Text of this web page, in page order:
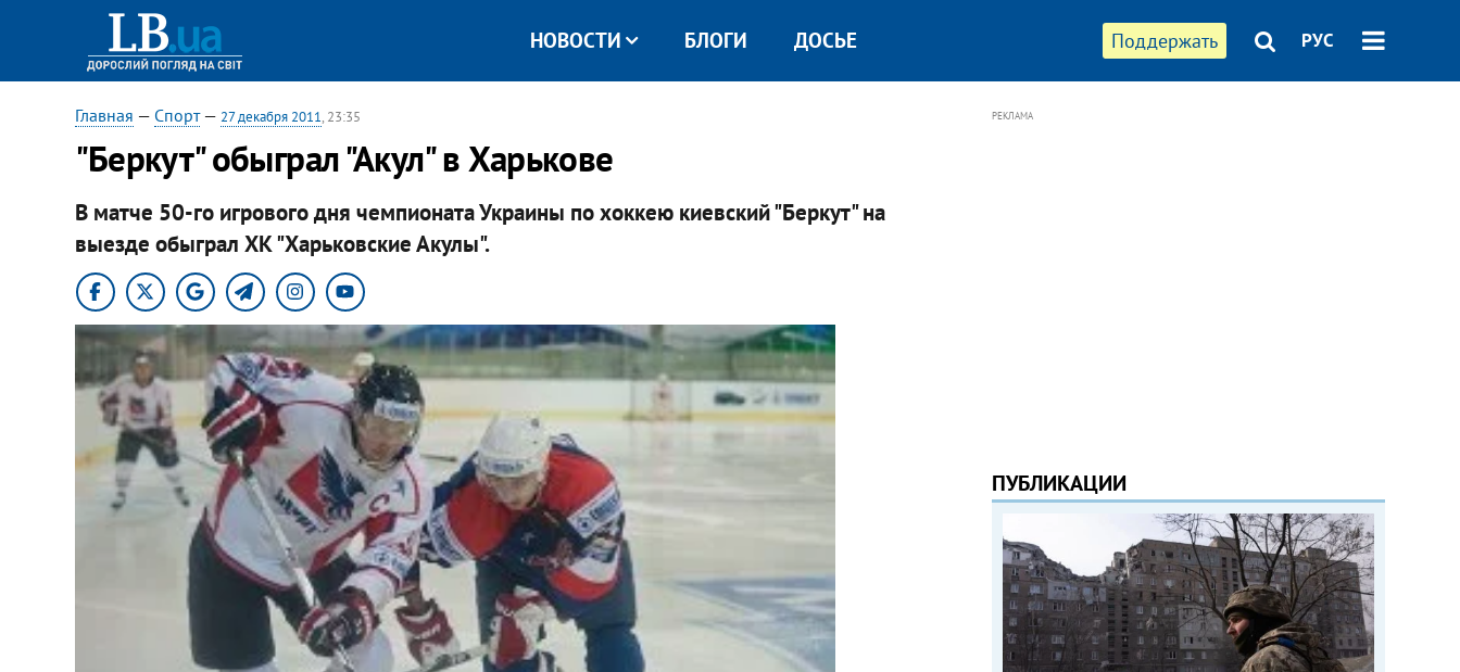
Поддержать РУС
НОВОСТИ БЛОГИ ДОСЬЕ
Главная — Спорт— 27 декабря 2011, 23:35
"Беркут" обыграл "Акул" в Харькове
В матче 50-го игрового дня чемпионата Украины по хоккею киевский "Беркут" на
выезде обыграл ХК "Харьковские Акулы".
РЕКЛАМА
ПУБЛИКАЦИИ